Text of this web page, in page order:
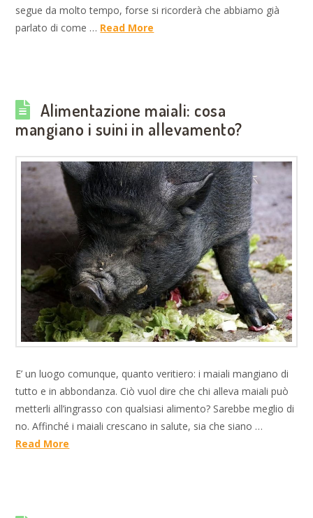
segue da molto tempo, forse si ricorderà che abbiamo già
parlato di come … Read More
Alimentazione maiali: cosa
mangiano i suini in allevamento?
E’ un luogo comunque, quanto veritiero: i maiali mangiano di
tutto e in abbondanza. Ciò vuol dire che chi alleva maiali può
metterli all’ingrasso con qualsiasi alimento? Sarebbe meglio di
no. Affinché i maiali crescano in salute, sia che siano …
Read More